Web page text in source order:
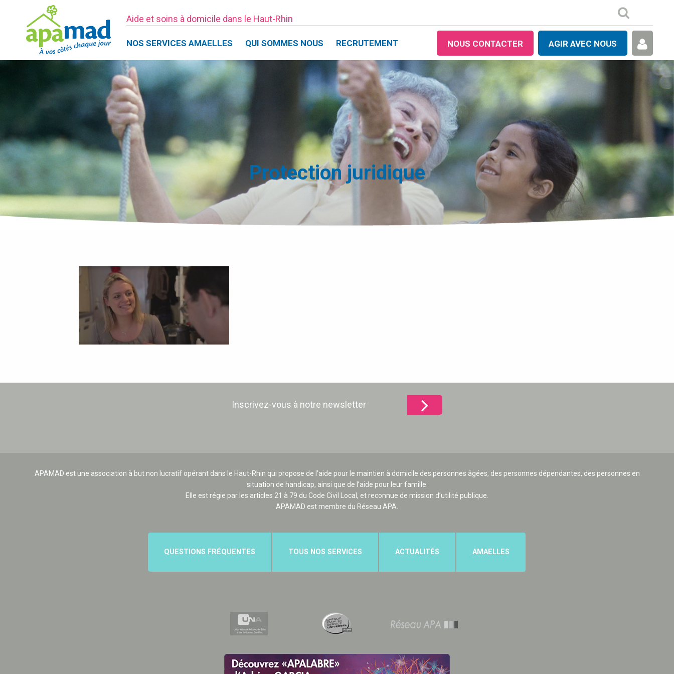
Aide et soins à domicile dans le Haut-Rhin
NOS SERVICES AMAELLES QUI SOMMES NOUS RECRUTEMENT NOUS CONTACTER AGIR AVEC NOUS
Protection juridique
Inscrivez-vous à notre newsletter
APAMAD est une association à but non lucratif opérant dans le Haut-Rhin qui propose de l’aide pour le maintien à domicile des personnes âgées, des personnes dépendantes, des personnes en
situation de handicap, ainsi que de l’aide pour leur famille.
Elle est régie par les articles 21 à 79 du Code Civil Local, et reconnue de mission d’utilité publique.
APAMAD est membre du Réseau APA.
QUESTIONS FRÉQUENTES TOUS NOS SERVICES ACTUALITÉS AMAELLES